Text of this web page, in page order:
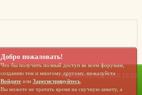
Сейчас: 06 Aug 2026 18:13
Добро пожаловать!
Что бы получить полный доступ ко всем форумам,
созданию тем и многому другому, пожалуйста
Войдите или Зарегистрируйтесь.
Вы можете не тратить время на скучную анкету, а